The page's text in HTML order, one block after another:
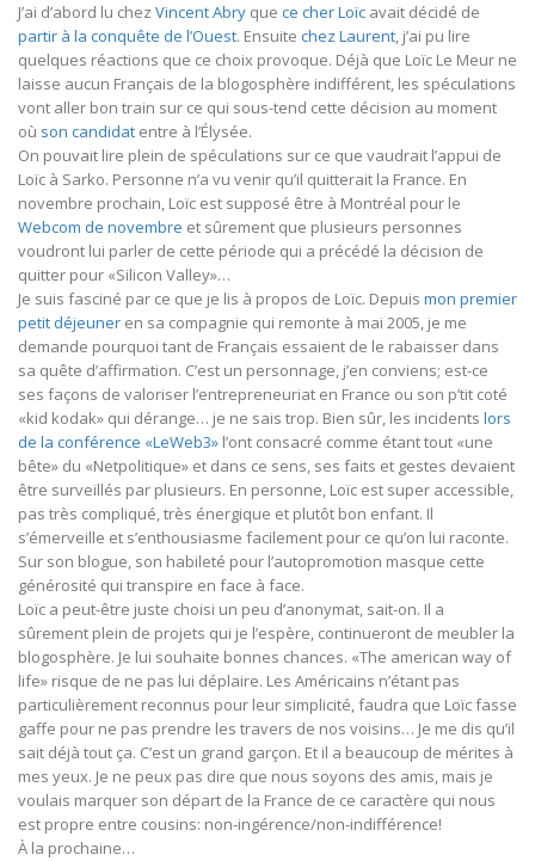
J’ai d’abord lu chez Vincent Abry que ce cher Loïc avait décidé de
partir à la conquête de l’Ouest. Ensuite chez Laurent, j’ai pu lire
quelques réactions que ce choix provoque. Déjà que Loïc Le Meur ne
laisse aucun Français de la blogosphère indifférent, les spéculations
vont aller bon train sur ce qui sous-tend cette décision au moment
où son candidat entre à l’Élysée.
On pouvait lire plein de spéculations sur ce que vaudrait l’appui de
Loïc à Sarko. Personne n’a vu venir qu’il quitterait la France. En
novembre prochain, Loïc est supposé être à Montréal pour le
Webcom de novembre et sûrement que plusieurs personnes
voudront lui parler de cette période qui a précédé la décision de
quitter pour «Silicon Valley»…
Je suis fasciné par ce que je lis à propos de Loïc. Depuis mon premier
petit déjeuner en sa compagnie qui remonte à mai 2005, je me
demande pourquoi tant de Français essaient de le rabaisser dans
sa quête d’affirmation. C’est un personnage, j’en conviens; est-ce
ses façons de valoriser l’entrepreneuriat en France ou son p’tit coté
«kid kodak» qui dérange… je ne sais trop. Bien sûr, les incidents lors
de la conférence «LeWeb3» l’ont consacré comme étant tout «une
bête» du «Netpolitique» et dans ce sens, ses faits et gestes devaient
être surveillés par plusieurs. En personne, Loïc est super accessible,
pas très compliqué, très énergique et plutôt bon enfant. Il
s’émerveille et s’enthousiasme facilement pour ce qu’on lui raconte.
Sur son blogue, son habileté pour l’autopromotion masque cette
générosité qui transpire en face à face.
Loïc a peut-être juste choisi un peu d’anonymat, sait-on. Il a
sûrement plein de projets qui je l’espère, continueront de meubler la
blogosphère. Je lui souhaite bonnes chances. «The american way of
life» risque de ne pas lui déplaire. Les Américains n’étant pas
particulièrement reconnus pour leur simplicité, faudra que Loïc fasse
gaffe pour ne pas prendre les travers de nos voisins… Je me dis qu’il
sait déjà tout ça. C’est un grand garçon. Et il a beaucoup de mérites à
mes yeux. Je ne peux pas dire que nous soyons des amis, mais je
voulais marquer son départ de la France de ce caractère qui nous
est propre entre cousins: non-ingérence/non-indifférence!
À la prochaine…